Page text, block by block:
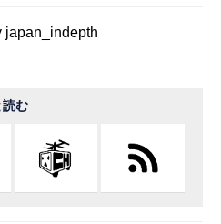
japan_indepth
読む